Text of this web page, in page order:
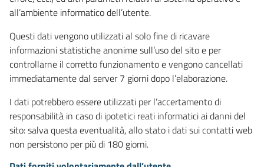
all’ambiente informatico dell’utente.
Questi dati vengono utilizzati al solo fine di ricavare
informazioni statistiche anonime sull’uso del sito e per
controllarne il corretto funzionamento e vengono cancellati
immediatamente dal server 7 giorni dopo l’elaborazione.
I dati potrebbero essere utilizzati per l’accertamento di
responsabilità in caso di ipotetici reati informatici ai danni del
sito: salva questa eventualità, allo stato i dati sui contatti web
non persistono per più di 180 giorni.